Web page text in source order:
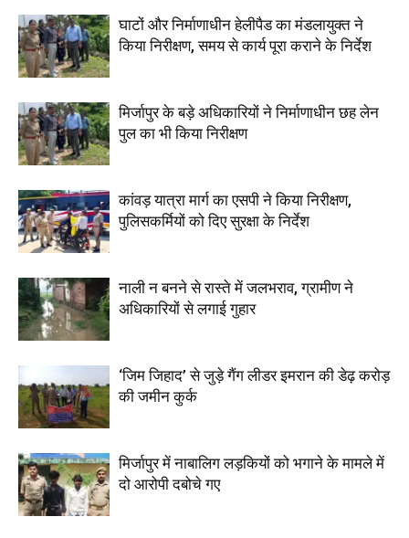
घाटों और निर्माणाधीन हेलीपैड का मंडलायुक्त ने
किया निरीक्षण, समय से कार्य पूरा कराने के निर्देश
मिर्जापुर के बड़े अधिकारियों ने निर्माणाधीन छह लेन
पुल का भी किया निरीक्षण
कांवड़ यात्रा मार्ग का एसपी ने किया निरीक्षण,
पुलिसकर्मियों को दिए सुरक्षा के निर्देश
नाली न बनने से रास्ते में जलभराव, ग्रामीण ने
अधिकारियों से लगाई गुहार
‘जिम जिहाद’ से जुड़े गैंग लीडर इमरान की डेढ़ करोड़
की जमीन कुर्क
मिर्जापुर में नाबालिग लड़कियों को भगाने के मामले में
दो आरोपी दबोचे गए